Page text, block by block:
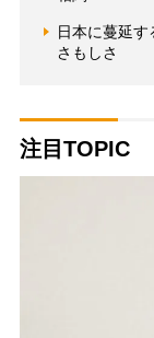
日本に蔓延
さもしさ
注目TOPIC